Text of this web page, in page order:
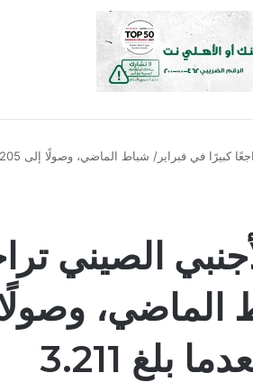
الصيني
الماضي،
3.205 تريليون دولار بعدما بلغ 3.211